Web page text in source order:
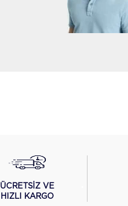
ÜCRETSİZ VE
HIZLI KARGO